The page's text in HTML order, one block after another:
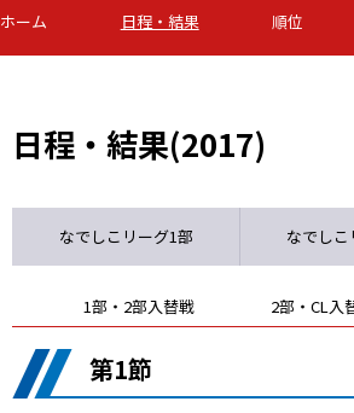
第18節 10/07 (土) 13:00
ユアスタ
1-0
第18節 10/07 (土) 13:00
浦和駒場
0-0
試合結果 次節
試合結果 次節
試合結果 次節
試合結果 次節
試合結果 次節
ホーム 日程・結果 順位
日程・結果(2017)
なでしこリーグ1部 なでし
1部・2部入替戦 2部・CL入
第1節